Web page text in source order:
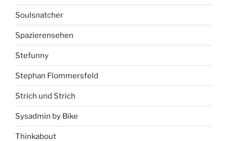
Soulsnatcher
Spazierensehen
Stefunny
Stephan Flommersfeld
Strich und Strich
Sysadmin by Bike
Thinkabout